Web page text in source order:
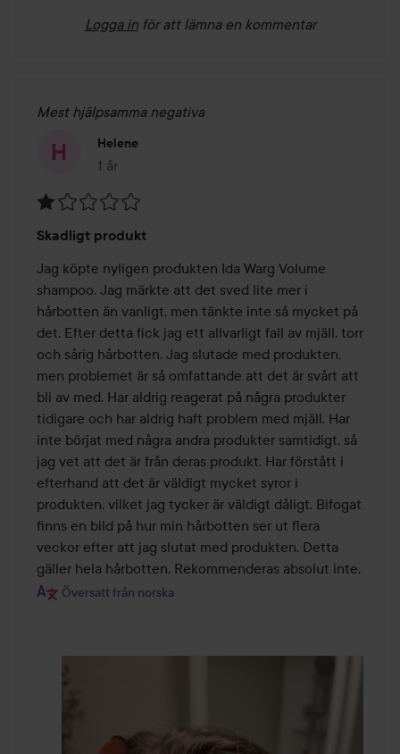
Logga in för att lämna en kommentar
Mest hjälpsamma negativa
Helene
1 år
Inlägget skapades 1 år
1
av
5
Skadligt produkt
Jag köpte nyligen produkten Ida Warg Volume
shampoo. Jag märkte att det sved lite mer i
hårbotten än vanligt, men tänkte inte så mycket på
det. Efter detta fick jag ett allvarligt fall av mjäll, torr
och sårig hårbotten. Jag slutade med produkten,
men problemet är så omfattande att det är svårt att
bli av med. Har aldrig reagerat på några produkter
tidigare och har aldrig haft problem med mjäll. Har
inte börjat med några andra produkter samtidigt, så
jag vet att det är från deras produkt. Har förstått i
efterhand att det är väldigt mycket syror i
produkten, vilket jag tycker är väldigt dåligt. Bifogat
finns en bild på hur min hårbotten ser ut flera
veckor efter att jag slutat med produkten. Detta
gäller hela hårbotten. Rekommenderas absolut inte.
Översatt från norska